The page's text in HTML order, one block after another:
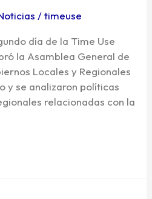
/timeuse
día de la Time Use
la Asamblea General de
Locales y Regionales
y se analizaron políticas
relacionadas con la